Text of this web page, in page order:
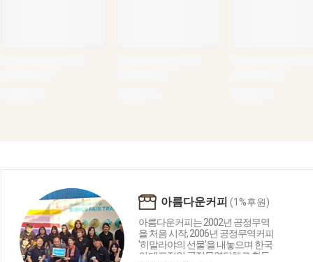
아름다운커피 (1%후원)
아름다운커피는 2002년 공정무역
을 처음 시작, 2006년 공정무역커피
'히말라야의 선물'을 내놓으며 한국
의 대표적인 공정무역단체로 활동